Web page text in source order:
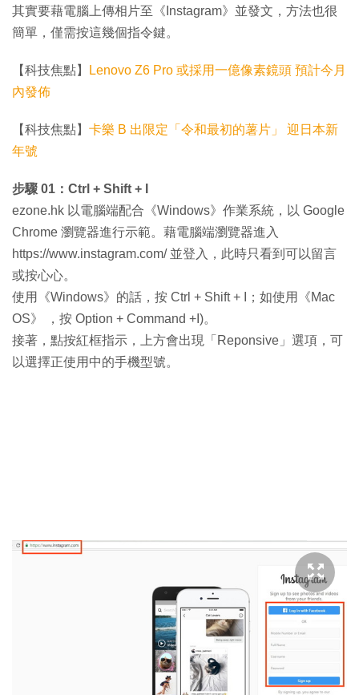
其實要藉電腦上傳相片至《Instagram》並發文，方法也很
簡單，僅需按這幾個指令鍵。
【科技焦點】
Lenovo Z6 Pro 或採用一億像素鏡頭 預計今月
內發佈
【科技焦點】 卡樂 B 出限定「令和最初的薯片」 迎日本新
年號
步驟 01：Ctrl + Shift + I
ezone.hk 以電腦端配合《Windows》作業系統，以 Google
Chrome 瀏覽器進行示範。藉電腦端瀏覽器進入
https://www.instagram.com/ 並登入，此時只看到可以留言
或按心心。
使用《Windows》的話，按 Ctrl + Shift + I；如使用《Mac
OS》 ，按 Option + Command +I)。
接著，點按紅框指示，上方會出現「Reponsive」選項，可
以選擇正使用中的手機型號。